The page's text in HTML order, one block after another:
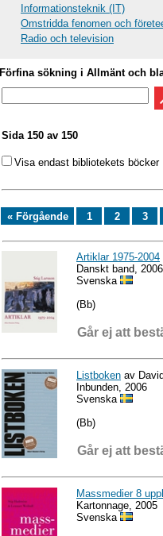
Informationsteknik (IT)
Omstridda fenomen och
Radio och television
Förfina sökning i Allmänt och
Sida 150 av 150
Visa endast bibliotekets böcker
« Förgående 1 2 3
Artiklar 1975-2004
Danskt band, 2006
Svenska
(Bb)
Går ej att
Listboken av
Inbunden, 2006
Svenska
(Bb)
Går ej att
Massmedier 8
Kartonnage, 2005
Svenska